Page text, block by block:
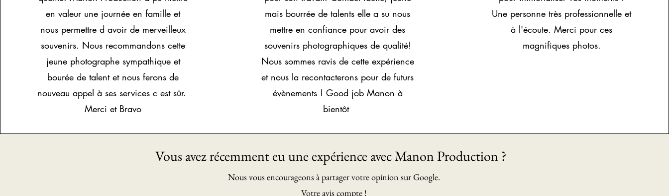
en valeur une journée en famille et
nous permettre d avoir de merveilleux
souvenirs. Nous recommandons cette
jeune photographe sympathique et
bourée de talent et nous ferons de
nouveau appel à ses services c est sûr.
Merci et Bravo
mais bourrée de talents elle a su nous
mettre en confiance pour avoir des
souvenirs photographiques de qualité!
Nous sommes ravis de cette expérience
et nous la recontacterons pour de futurs
évènements ! Good job Manon à
bientôt
Une personne très professionnelle et
à l'écoute. Merci pour ces
magnifiques photos.
Vous avez récemment eu une expérience avec Manon Production ?
Nous vous encourageons à partager votre opinion sur Google.
Votre avis compte !